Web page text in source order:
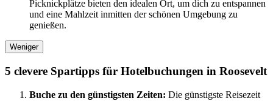
Picknickplätze bieten den idealen Ort, um dich zu entspannen
und eine Mahlzeit inmitten der schönen Umgebung zu
genießen.
Weniger
5 clevere Spartipps für Hotelbuchungen in Roosevelt
Buche zu den günstigsten Zeiten: Die günstigste Reisezeit